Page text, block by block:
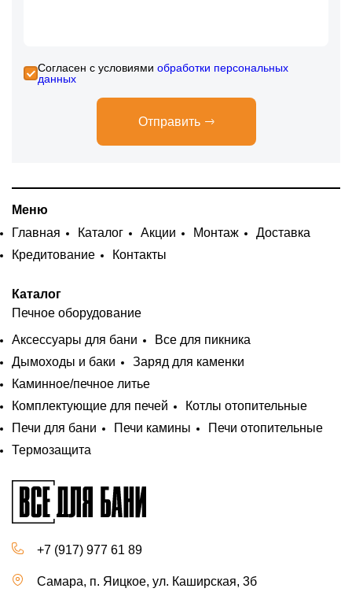
Cогласен с условиями обработки персональных
данных
Отправить
Меню
Главная
Каталог Акции Монтаж
Доставка
Кредитование
Контакты
Каталог
Печное оборудование
Аксессуары для бани
Все для пикника
Дымоходы и баки
Заряд для каменки
Каминное/печное литье
Комплектующие для печей
Котлы отопительные
Печи для бани
Печи камины
Печи отопительные
Термозащита
+7 (917) 977 61 89
Самара, п. Яицкое, ул. Каширская, 3б